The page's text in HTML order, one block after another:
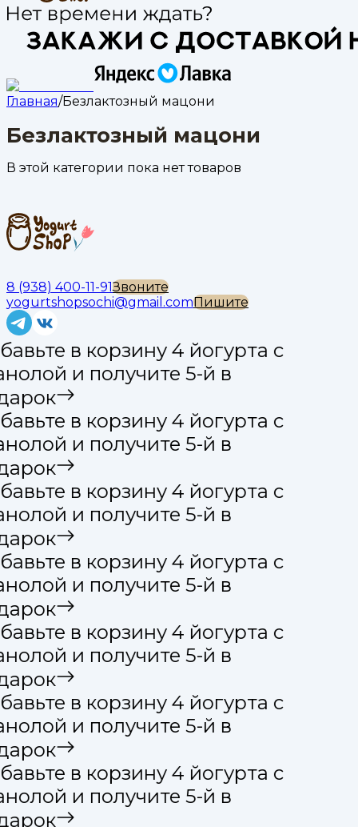
Главная/Безлактозный мацони
Безлактозный мацони
В этой категории пока нет товаров
8 (938) 400-11-91Звоните
yogurtshopsochi@gmail.comПишите
в корзину 4 йогурта с
и получите 5-й в
в корзину 4 йогурта с
и получите 5-й в
в корзину 4 йогурта с
и получите 5-й в
в корзину 4 йогурта с
и получите 5-й в
в корзину 4 йогурта с
и получите 5-й в
в корзину 4 йогурта с
и получите 5-й в
в корзину 4 йогурта с
и получите 5-й в